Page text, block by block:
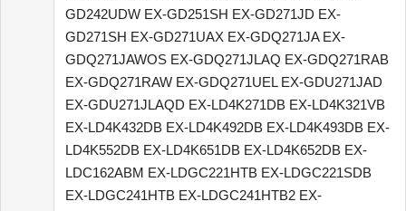
GD242UDW EX-GD251SH EX-GD271JD EX-
GD271SH EX-GD271UAX EX-GDQ271JA EX-
GDQ271JAWOS EX-GDQ271JLAQ EX-GDQ271RAB
EX-GDQ271RAW EX-GDQ271UEL EX-GDU271JAD
EX-GDU271JLAQD EX-LD4K271DB EX-LD4K321VB
EX-LD4K432DB EX-LD4K492DB EX-LD4K493DB EX-
LD4K552DB EX-LD4K651DB EX-LD4K652DB EX-
LDC162ABM EX-LDGC221HTB EX-LDGC221SDB
EX-LDGC241HTB EX-LDGC241HTB2 EX-